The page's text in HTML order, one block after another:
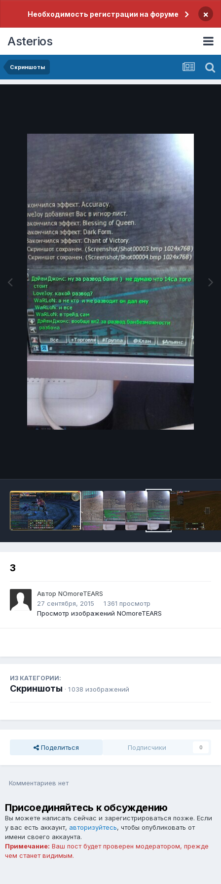
Необходимость регистрации на форуме ×
Asterios
Скриншоты
3
Автор NOmoreTEARS
27 сентября, 2015
1 361 просмотр
Просмотр изображений NOmoreTEARS
ИЗ КАТЕГОРИИ:
Скриншоты · 1 038 изображений
Поделиться Подписчики 0
Комментариев нет
Присоединяйтесь к обсуждению
Вы можете написать сейчас и зарегистрироваться позже. Если
у вас есть аккаунт, авторизуйтесь, чтобы опубликовать от
имени своего аккаунта.
Примечание: Ваш пост будет проверен модератором, прежде
чем станет видимым.